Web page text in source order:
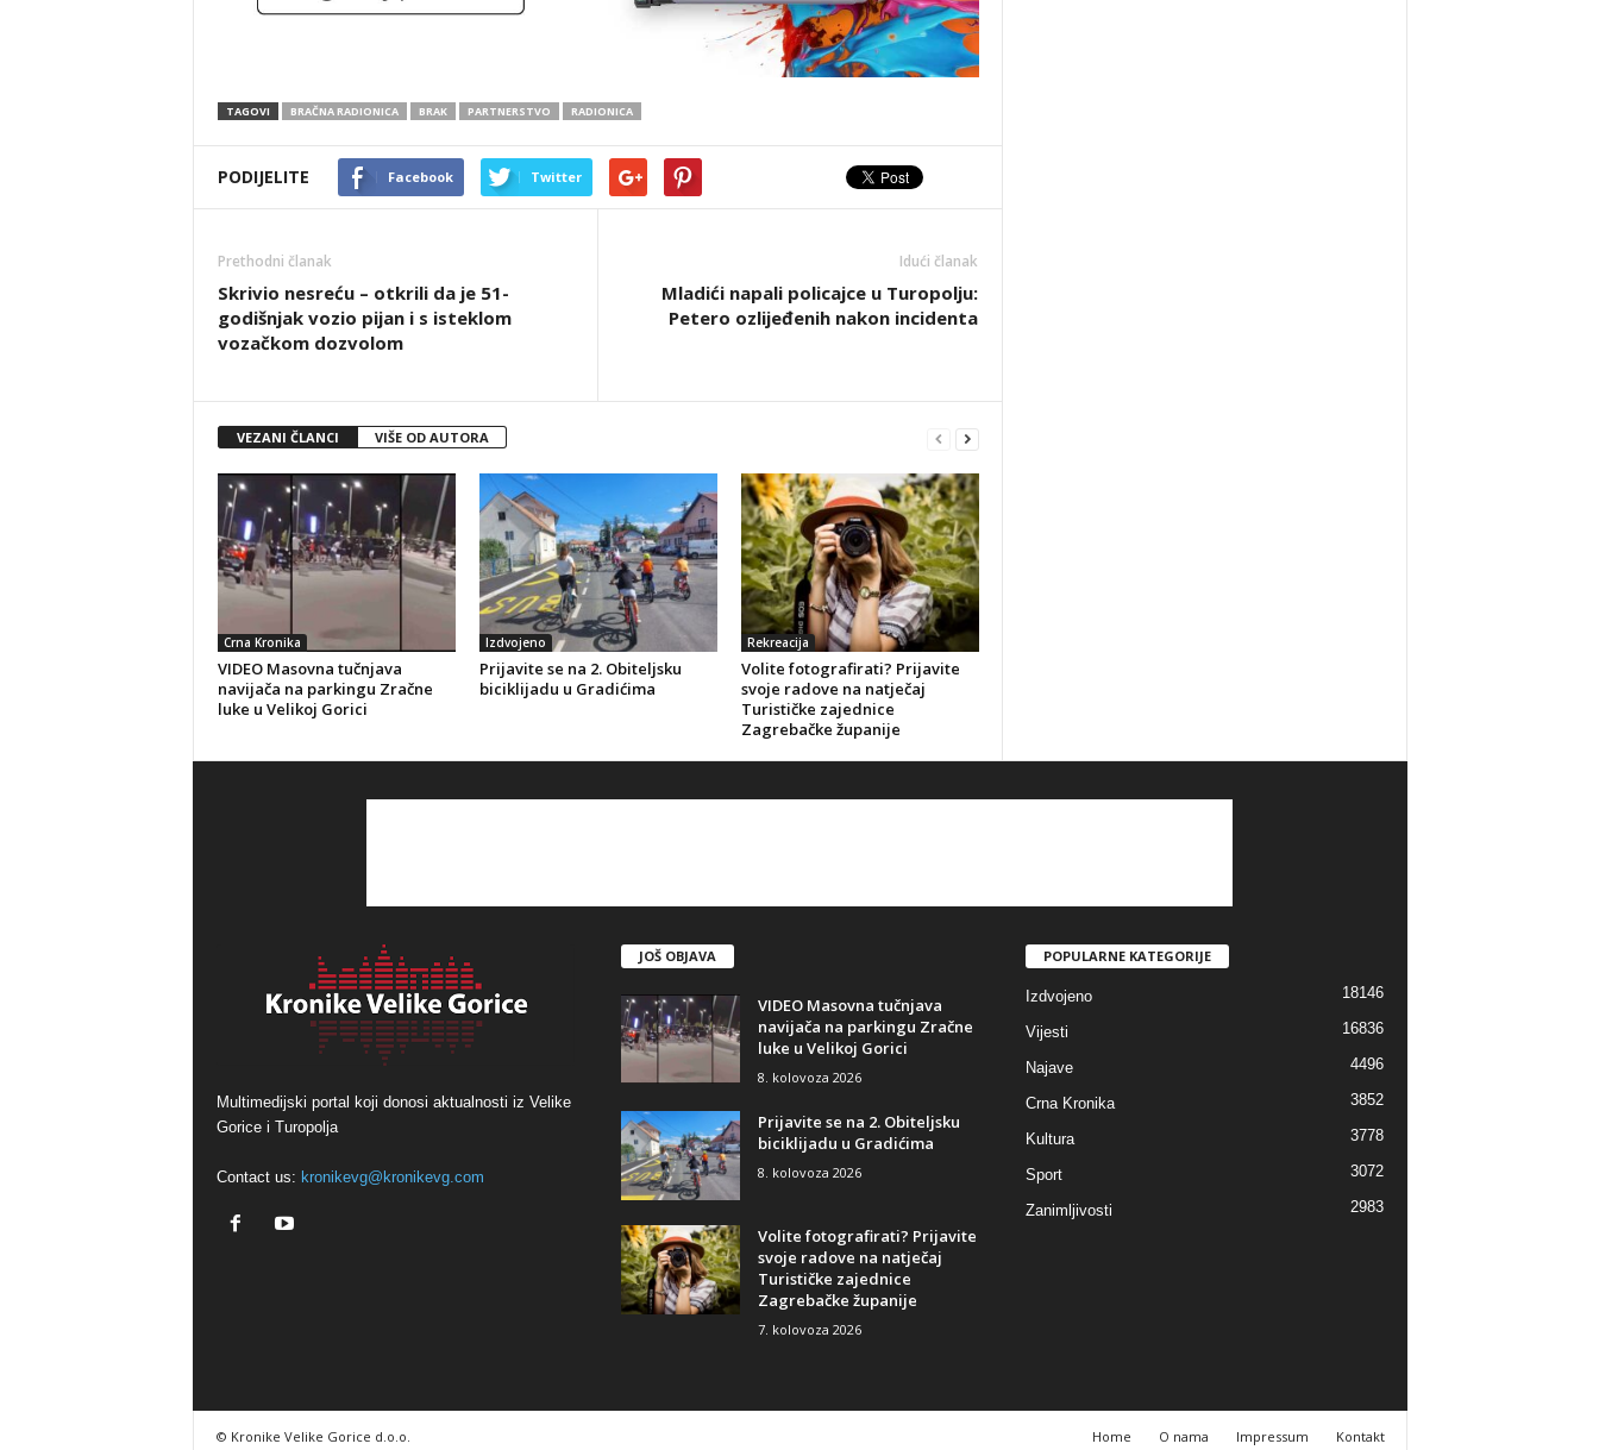
TAGOVI BRAČNA RADIONICA BRAK PARTNERSTVO RADIONICA
PODIJELITE Facebook Twitter
Prethodni članak
Skrivio nesreću – otkrili da je 51-
godišnjak vozio pijan i s isteklom
vozačkom dozvolom
Idući članak
Mladići napali policajce u Turopolju:
Petero ozlijeđenih nakon incidenta
VEZANI ČLANCI VIŠE OD AUTORA
Crna Kronika
VIDEO Masovna tučnjava
navijača na parkingu Zračne
luke u Velikoj Gorici
Izdvojeno
Prijavite se na 2. Obiteljsku
biciklijadu u Gradićima
Rekreacija
Volite fotografirati? Prijavite
svoje radove na natječaj
Turističke zajednice
Zagrebačke županije
Multimedijski portal koji donosi aktualnosti iz Velike
Gorice i Turopolja
Contact us: kronikevg@kronikevg.com
JOŠ OBJAVA
VIDEO Masovna tučnjava
navijača na parkingu Zračne
luke u Velikoj Gorici
8. kolovoza 2026
Prijavite se na 2. Obiteljsku
biciklijadu u Gradićima
8. kolovoza 2026
Volite fotografirati? Prijavite
svoje radove na natječaj
Turističke zajednice
Zagrebačke županije
7. kolovoza 2026
POPULARNE KATEGORIJE
Izdvojeno 18146
Vijesti 16836
Najave 4496
Crna Kronika 3852
Kultura 3778
Sport 3072
Zanimljivosti 2983
Home O nama Impressum Kontakt
© Kronike Velike Gorice d.o.o.